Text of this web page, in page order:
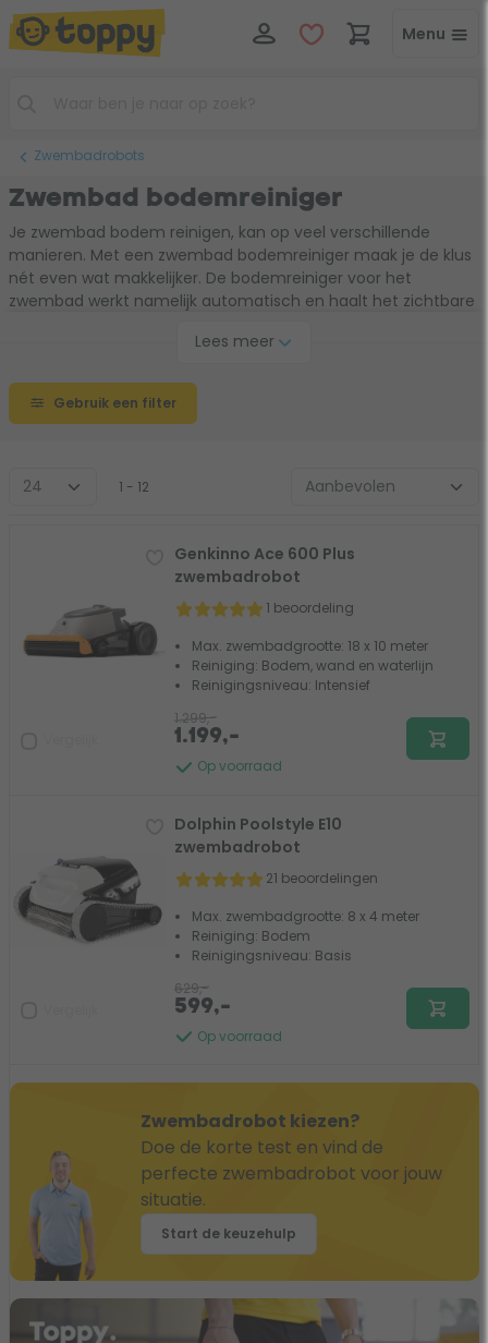
Menu
Zwembadrobots
Zwembad bodemreiniger
Je zwembad bodem reinigen, kan op veel verschillende
manieren. Met een zwembad bodemreiniger maak je de klus
nét even wat makkelijker. De bodemreiniger voor het
zwembad werkt namelijk automatisch en haalt het zichtbare
bodemreiniger door middel van zuigkracht in combinatie
een verzorgd zwembad, zonder er zelf veel tijd aan kwijt te
zijn.
Lees meer
Gebruik een filter
1 - 12
Genkinno Ace 600 Plus
zwembadrobot
1 beoordeling
Max. zwembadgrootte: 18 x 10 meter
Reiniging: Bodem, wand en waterlijn
Reinigingsniveau: Intensief
Op voorraad
1.299,-
1.199,-
Dolphin Poolstyle E10
zwembadrobot
21 beoordelingen
Max. zwembadgrootte: 8 x 4 meter
Reiniging: Bodem
Reinigingsniveau: Basis
Op voorraad
629,-
599,-
Zwembadrobot kiezen?
Doe de korte test en vind de
perfecte zwembadrobot voor jouw
situatie.
Start de keuzehulp